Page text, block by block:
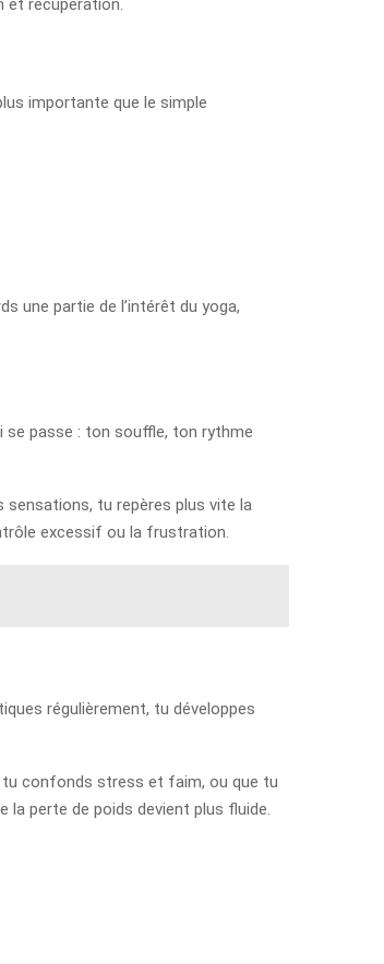
importante que le simple
une partie de l’intérêt du yoga,
se passe : ton souffle, ton rythme
sensations, tu repères plus vite la
excessif ou la frustration.
régulièrement, tu développes
tu confonds stress et faim, ou que tu
perte de poids devient plus fluide.